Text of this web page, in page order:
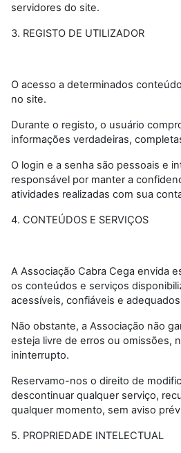
servidores do site.
3. REGISTO DE UTILIZADOR
O acesso a determinados
no site.
Durante o registo, o usuário
informações verdadeiras,
O login e a senha são pessoais e
responsável por manter a
atividades realizadas com sua
4. CONTEÚDOS E SERVIÇOS
A Associação Cabra Cega envida
os conteúdos e serviços
acessíveis, confiáveis e
Não obstante, a Associação não
esteja livre de erros ou omissões,
ininterrupto.
Reservamo-nos o direito de
descontinuar qualquer serviço,
qualquer momento, sem aviso
5. PROPRIEDADE INTELECTUAL